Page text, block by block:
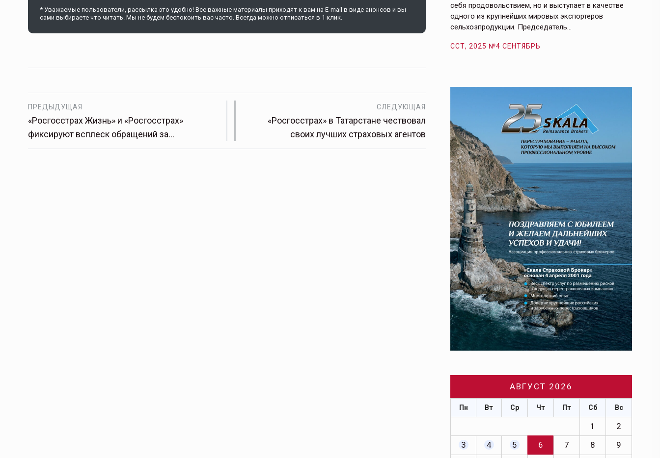
* Уважаемые пользователи, рассылка это удобно! Все важные материалы приходят к вам на E-mail в виде анонсов и вы
сами выбираете что читать. Мы не будем беспокоить вас часто. Всегда можно отписаться в 1 клик.
ПРЕДЫДУЩАЯ
«Росгосстрах Жизнь» и «Росгосстрах»
фиксируют всплеск обращений за…
СЛЕДУЮЩАЯ
«Росгосстрах» в Татарстане чествовал
своих лучших страховых агентов
рискованного земледелия. Временно исполняющая областях требует точечной доработки…
ССТ, 2025 №4 СЕНТЯБРЬ
себя продовольствием, но и выступает в качестве
одного из крупнейших мировых экспортеров
сельхозпродукции. Председатель…
ССТ, 2025 №4 СЕНТЯБРЬ
АВГУСТ 2026
Пн Вт Ср Чт Пт Сб Вс
1
2
3
4 5 6 7 8
9